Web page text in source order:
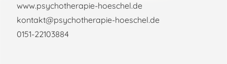
www.psychotherapie-hoeschel.de
kontakt@psychotherapie-hoeschel.de
0151-22103884